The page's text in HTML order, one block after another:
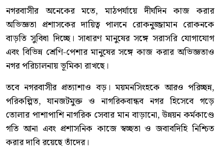
নগরবাসীর অনেকের মতে, মাঠপর্যায়ে দীর্ঘদিন কাজ করার
অভিজ্ঞতা প্রশাসকের দায়িত্ব পালনে রোকনুজ্জামান রোকনকে
বাড়তি সুবিধা দিচ্ছে। সাধারণ মানুষের সঙ্গে সরাসরি যোগাযোগ
এবং বিভিন্ন শ্রেণি-পেশার মানুষের সঙ্গে কাজ করার অভিজ্ঞতাও
নগর পরিচালনায় ভূমিকা রাখছে।
তবে নগরবাসীর প্রত্যাশাও বড়। ময়মনসিংহকে আরও পরিচ্ছন্ন,
পরিকল্পিত, যানজটমুক্ত ও নাগরিকবান্ধব নগর হিসেবে গড়ে
তোলার পাশাপাশি নাগরিক সেবার মান বাড়ানো, উন্নয়ন কর্মকাণ্ডে
গতি আনা এবং প্রশাসনিক কাজে স্বচ্ছতা ও জবাবদিহি নিশ্চিত
করার দাবি রয়েছে তাঁদের।